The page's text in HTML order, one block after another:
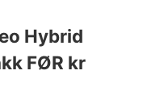
Hybrid
FØR kr